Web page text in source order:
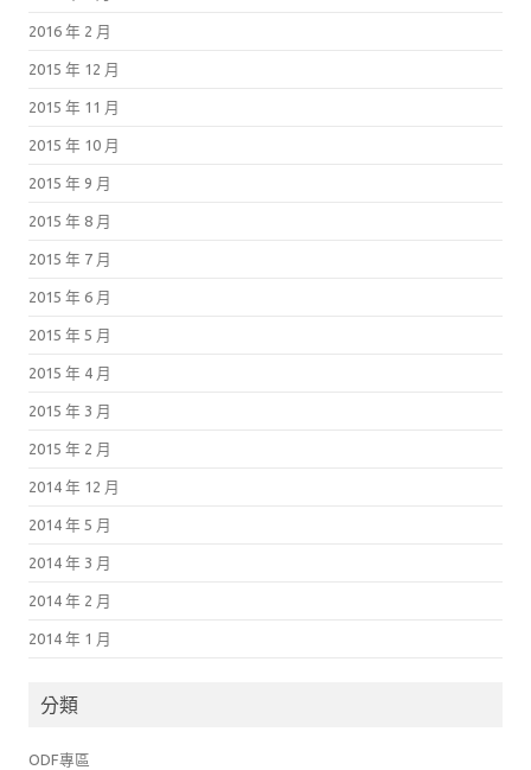
2016 年 2 月
2015 年 12 月
2015 年 11 月
2015 年 10 月
2015 年 9 月
2015 年 8 月
2015 年 7 月
2015 年 6 月
2015 年 5 月
2015 年 4 月
2015 年 3 月
2015 年 2 月
2014 年 12 月
2014 年 5 月
2014 年 3 月
2014 年 2 月
2014 年 1 月
分類
ODF專區